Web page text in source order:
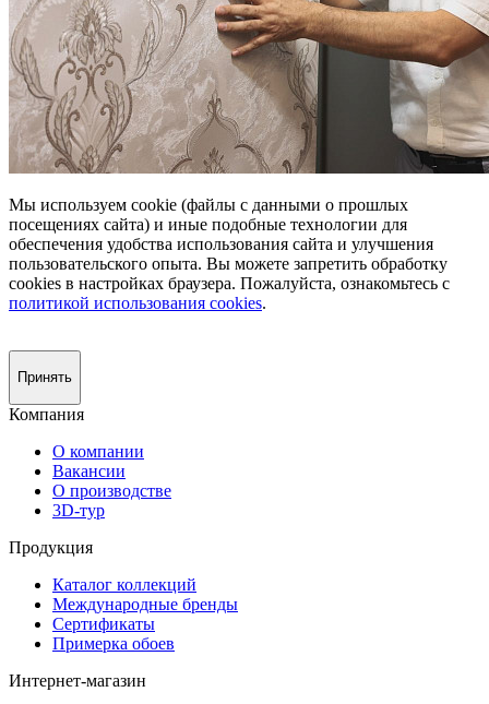
Мы используем cookie (файлы с данными о прошлых
посещениях сайта) и иные подобные технологии для
обеспечения удобства использования сайта и улучшения
пользовательского опыта. Вы можете запретить обработку
сookies в настройках браузера. Пожалуйста, ознакомьтесь с
политикой использования cookies.
Принять
Компания
О компании
Вакансии
О производстве
3D-тур
Продукция
Каталог коллекций
Международные бренды
Сертификаты
Примерка обоев
Интернет-магазин